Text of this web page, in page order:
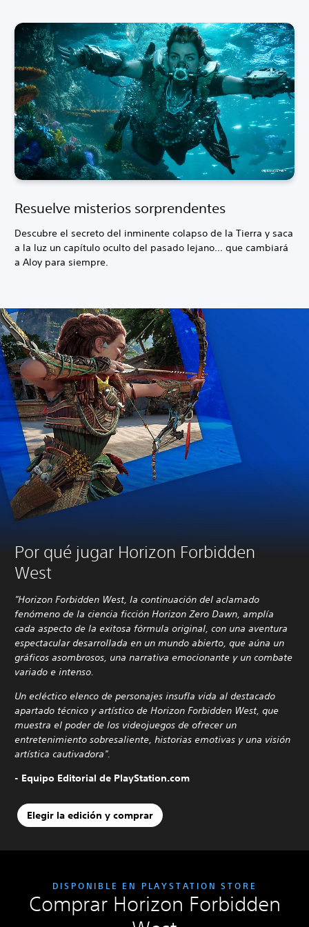
Resuelve misterios sorprendentes
Descubre el secreto del inminente colapso de la Tierra y saca
a la luz un capítulo oculto del pasado lejano... que cambiará
a Aloy para siempre.
Por qué jugar Horizon Forbidden
West
"Horizon Forbidden West, la continuación del aclamado
fenómeno de la ciencia ficción Horizon Zero Dawn, amplía
cada aspecto de la exitosa fórmula original, con una aventura
espectacular desarrollada en un mundo abierto, que aúna un
gráficos asombrosos, una narrativa emocionante y un combate
variado e intenso.
Un ecléctico elenco de personajes insufla vida al destacado
apartado técnico y artístico de Horizon Forbidden West, que
muestra el poder de los videojuegos de ofrecer un
entretenimiento sobresaliente, historias emotivas y una visión
artística cautivadora".
- Equipo Editorial de PlayStation.com
Elegir la edición y comprar
DISPONIBLE EN PLAYSTATION STORE
Comprar Horizon Forbidden